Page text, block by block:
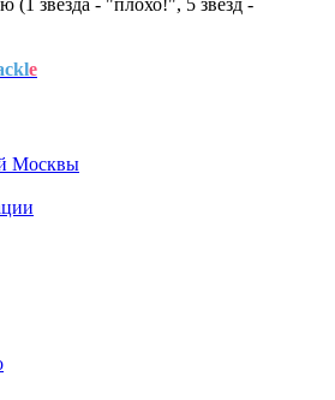
(1 звезда - "плохо!", 5 звезд -
e
Москвы